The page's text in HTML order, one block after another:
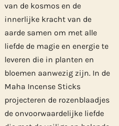
e
van de kosmos en de
innerlijke kracht van de
aarde samen om met alle
liefde de magie en energie te
leveren die in planten en
bloemen aanwezig zijn. In de
Maha Incense Sticks
projecteren de rozenblaadjes
de onvoorwaardelijke liefde